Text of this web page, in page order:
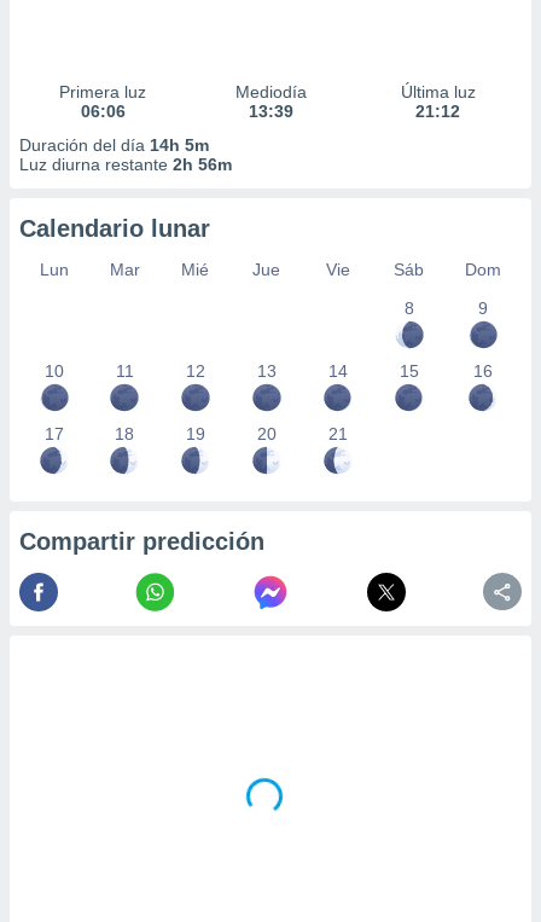
Primera luz
06:06
Mediodía
13:39
Última luz
21:12
Duración del día 14h 5m
Luz diurna restante 2h 56m
Calendario lunar
Lun Mar Mié Jue Vie Sáb
Dom
8
9
10 11 12 13 14 15 16
17 18 19 20 21
Compartir predicción